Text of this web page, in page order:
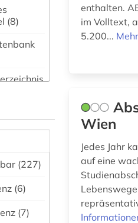
(5)
(4)
(18)
(1)
(8)
(227)
(6)
(7)
enthalten.
im Volltext,
5.200...
Wien
Jedes Jahr
auf eine